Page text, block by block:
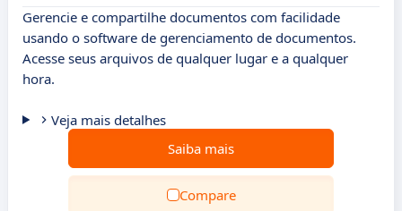
Gerencie e compartilhe documentos com facilidade
usando o software de gerenciamento de documentos.
Acesse seus arquivos de qualquer lugar e a qualquer
hora.
Veja mais detalhes
Saiba mais
Compare